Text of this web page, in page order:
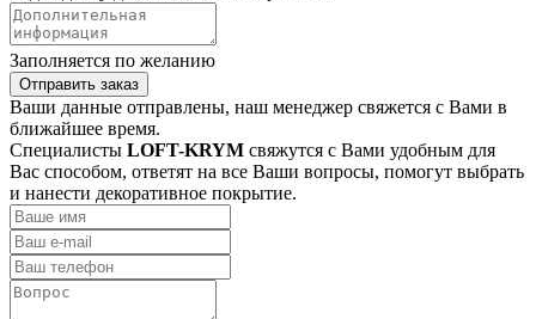
Заполняется по желанию
Отправить заказ
Ваши данные отправлены, наш менеджер свяжется с Вами в
ближайшее время.
Специалисты LOFT-KRYM свяжутся с Вами удобным для
Вас способом, ответят на все Ваши вопросы, помогут выбрать
и нанести декоративное покрытие.